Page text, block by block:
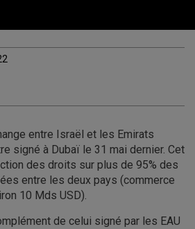
entre Israël et les Emirats
signé à Dubaï le 31 mai dernier. Cet
des droits sur plus de 95% des
entre les deux pays (commerce
10 Mds USD).
de celui signé par les EAU